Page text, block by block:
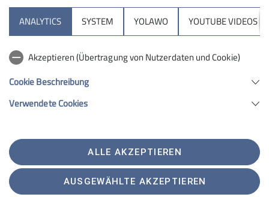
Tourenvorschläge aus der Region
Lockere Laufrunde mit kurzem Abstieg und knackigem
Anstieg. Oft schöne Pfade in lichten Mischwäldern.
Für Trailrunner, Nordic Walker ein Genuss.
Sektion
ANALYTICS SYSTEM YOLAWO YOUTUBE VIDEOS
Akzeptieren (Übertragung von Nutzerdaten und Cookie)
Cookie Beschreibung
Verwendete Cookies
ALLE AKZEPTIEREN
AUSGEWÄHLTE AKZEPTIEREN